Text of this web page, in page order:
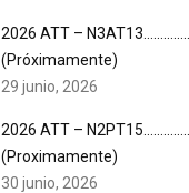
2026 ATT – N3AT13…………….
(Próximamente)
29 junio, 2026
2026 ATT – N2PT15…………….
(Proximamente)
30 junio, 2026